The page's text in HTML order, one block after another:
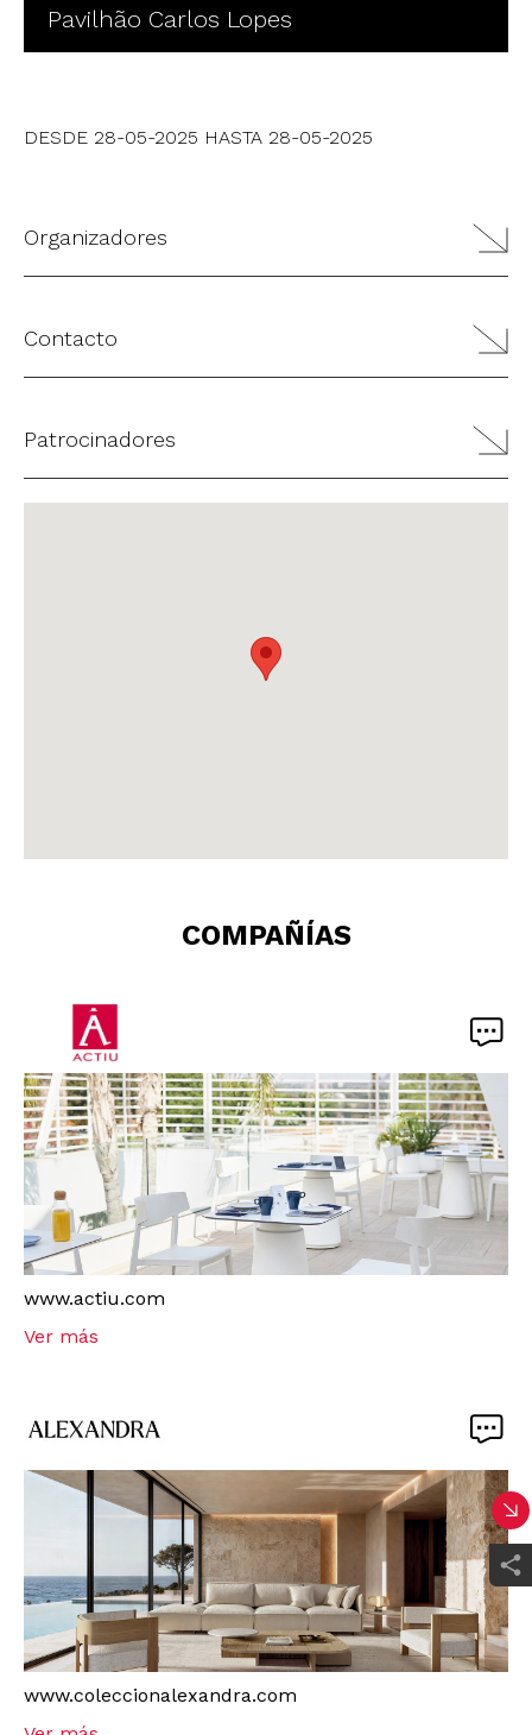
Pavilhão Carlos Lopes
DESDE 28-05-2025 HASTA 28-05-2025
Organizadores
Contacto
Patrocinadores
COMPAÑÍAS
www.actiu.com
Ver más
www.coleccionalexandra.com